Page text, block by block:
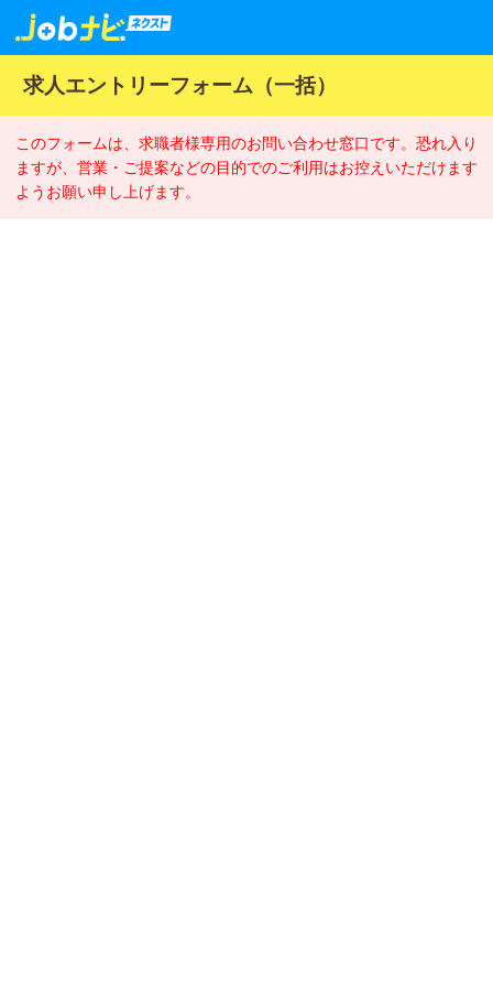
求人エントリーフォーム（一括）
このフォームは、求職者様専用のお問い合わせ窓口です。恐れ入り
ますが、営業・ご提案などの目的でのご利用はお控えいただけます
ようお願い申し上げます。